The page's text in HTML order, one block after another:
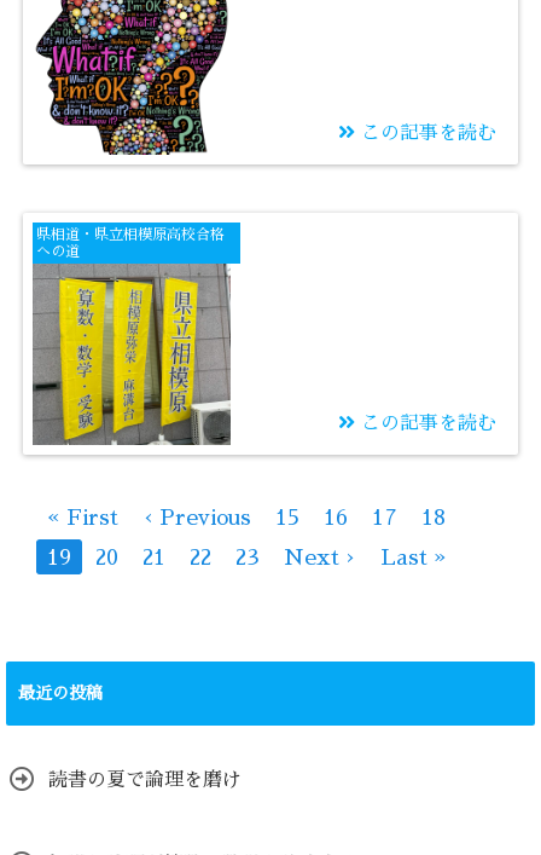
う
この記事を読む
県相道・県立相模原高校合格
への道
この記事を読む
« First ‹ Previous 15 16 17
18
19
20 21 22 23 Next › Last »
最近の投稿
読書の夏で論理を磨け